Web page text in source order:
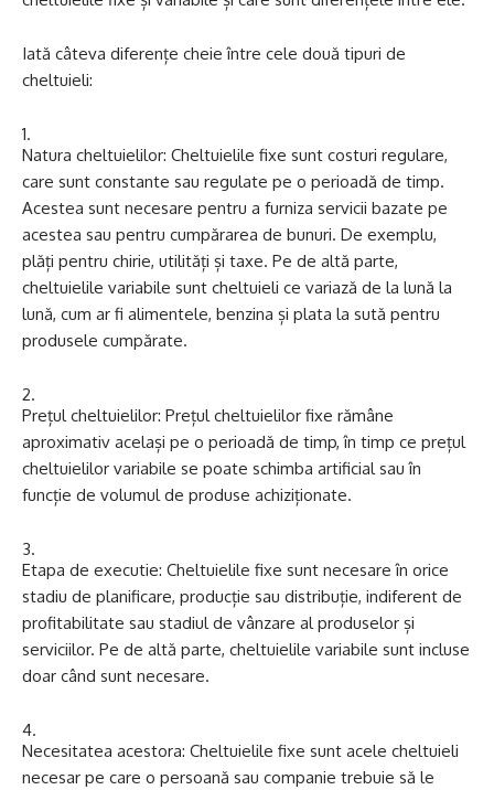
Iată câteva diferențe cheie între cele două tipuri de
cheltuieli:
Natura cheltuielilor: Cheltuielile fixe sunt costuri regulare,
care sunt constante sau regulate pe o perioadă de timp.
Acestea sunt necesare pentru a furniza servicii bazate pe
acestea sau pentru cumpărarea de bunuri. De exemplu,
plăți pentru chirie, utilități și taxe. Pe de altă parte,
cheltuielile variabile sunt cheltuieli ce variază de la lună la
lună, cum ar fi alimentele, benzina și plata la sută pentru
produsele cumpărate.
Prețul cheltuielilor: Prețul cheltuielilor fixe rămâne
aproximativ același pe o perioadă de timp, în timp ce prețul
cheltuielilor variabile se poate schimba artificial sau în
funcție de volumul de produse achiziționate.
Etapa de executie: Cheltuielile fixe sunt necesare în orice
stadiu de planificare, producție sau distribuție, indiferent de
profitabilitate sau stadiul de vânzare al produselor și
serviciilor. Pe de altă parte, cheltuielile variabile sunt incluse
doar când sunt necesare.
Necesitatea acestora: Cheltuielile fixe sunt acele cheltuieli
necesar pe care o persoană sau companie trebuie să le